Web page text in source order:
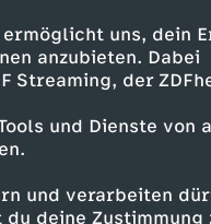
uns, dein
anzubieten. Dabei
Streaming, der
und Dienste von
und verarbeiten
deine Zustimmung